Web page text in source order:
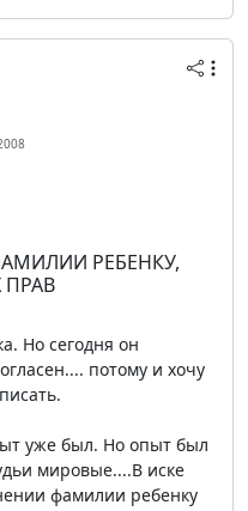
РЕБЕНКУ,
Но сегодня он
потому и хочу
уже был. Но опыт был
мировые....В иске
фамилии ребенку